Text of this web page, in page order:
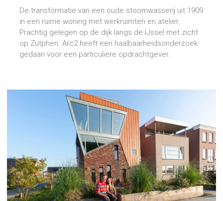
De transformatie van een oude stoomwasserij uit 1909
in een ruime woning met werkruimten en atelier.
Prachtig gelegen op de dijk langs de IJssel met zicht
op Zutphen. Arc2 heeft een haalbaarheidsonderzoek
gedaan voor een particuliere opdrachtgever.